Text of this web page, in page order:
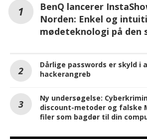
BenQ lancerer
Norden: Enkel og
mødeteknologi på den
Dårlige passwords er skyld i
hackerangreb
Ny undersøgelse:
discount-metoder og falske
filer som bagdør til din